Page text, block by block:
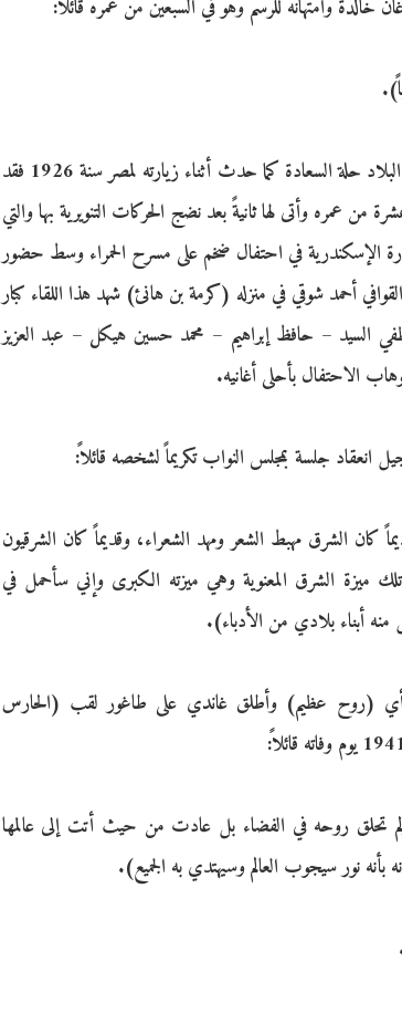
خالدة وامتهانه للرسم وهو في السبعين من عمره قائلاً:
حينما يزور طاغور بلداً من البلاد ترتدي تلك البلاد حلة السعادة كما حدث أثناء زيارته لمصر سنة 1926 فقد
في السادسة عشرة من عمره وأتى لها ثانيةً بعد نضج الحركات التنويرية بها والتي
الإسكندرية في احتفال ضخم على مسرح الحمراء وسط حضور
أحمد شوقي في منزله (كرمة بن هانئ) شهد هذا اللقاء كبار
السيد – حافظ إبراهيم – محمد حسين هيكل – عبد العزيز
الاحتفال بأحلى أغانيه.
انعقاد جلسة بمجلس النواب تكريماً لشخصه قائلاً:
كان الشرق مهبط الشعر ومهد الشعراء، وقديماً كان الشرقيون
ميزة الشرق المعنوية وهي ميزته الكبرى وإني سأحمل في
أبناء بلادي من الأدباء).
أي (روح عظيم) وأطلق غاندي على طاغور لقب (الحارس
تحلق روحه في الفضاء بل عادت من حيث أتت إلى عالمها
بأنه نور سيجوب العالم وسيهتدي به الجميع).